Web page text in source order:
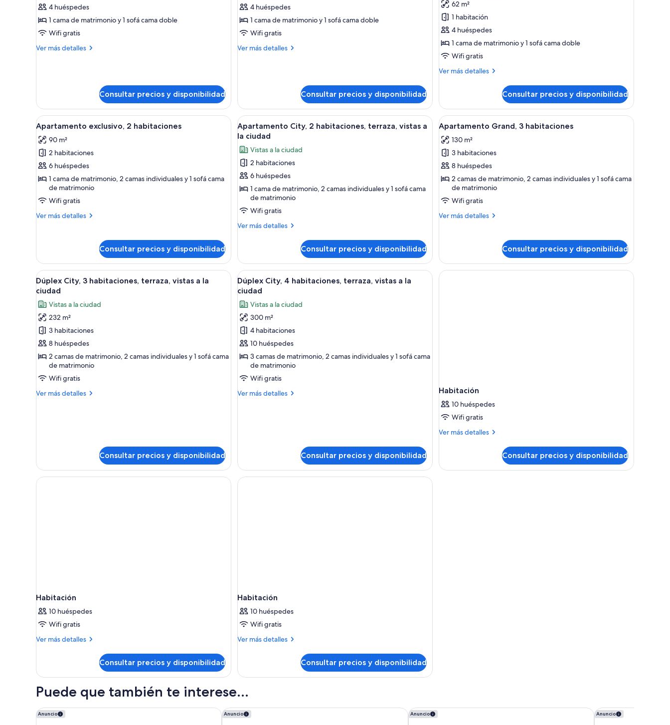
de
Apartamento
ejecutivo,
habitación
4 huéspedes
1 cama de matrimonio y 1 sofá cama doble
Wifi gratis
Ver más detalles
Más
habitación
Consultar precios y disponibilidad
de
Apartamento
Confort,
habitación
4 huéspedes
1 cama de matrimonio y 1 sofá cama doble
Wifi gratis
Ver más detalles
Más
habitación
Consultar precios y disponibilidad
de
Apartamento
City,
1
habitación,
vistas
ciudad
62 m²
1 habitación
4 huéspedes
1 cama de matrimonio y 1 sofá cama doble
Wifi gratis
Ver más detalles
Más
City,
habitación,
terraza,
vistas
la
ciudad
Consultar precios y disponibilidad
Abrir
todas
las
fotos
de
Apartamento
exclusivo,
2
habitaciones
Una habitación de hotel moderna con una cama grande, un cabecero decorativo, vistas de la ciudad a través de un ventanal y un balcón con una silla.
21
Apartamento exclusivo, 2 habitaciones
90 m²
2 habitaciones
6 huéspedes
1 cama de matrimonio, 2 camas individuales y 1 sofá cama
de matrimonio
Wifi gratis
Ver más detalles
Más
2
habitaciones
Consultar precios y disponibilidad
Abrir
todas
las
fotos
de
Apartamento
City,
habitaciones,
terraza,
la
ciudad
Habitación de hotel con una cama grande, un balcón con una silla y vistas a la ciudad.
9
Apartamento City, 2 habitaciones, terraza, vistas a
la ciudad
Vistas a la ciudad
2 habitaciones
6 huéspedes
1 cama de matrimonio, 2 camas individuales y 1 sofá cama
de matrimonio
Wifi gratis
Ver más detalles
Más
City,
habitaciones,
terraza,
a
la
ciudad
Consultar precios y disponibilidad
Abrir
todas
las
fotos
de
Apartamento
Grand,
3
habitaciones
Una sala de estar moderna con un sofá, un
19
Apartamento Grand, 3 habitaciones
130 m²
3 habitaciones
8 huéspedes
2 camas de matrimonio, 2 camas individuales y 1 sofá cama
de matrimonio
Wifi gratis
Ver más detalles
Más
3
habitaciones
Consultar precios y disponibilidad
Abrir
todas
las
fotos
de
Dúplex
City,
3
habitaciones,
terraza,
vistas
Un dormitorio moderno con una cama grande, una mesita de noche y vistas a la ciudad desde un balcón.
12
Dúplex City, 3 habitaciones, terraza, vistas a la
ciudad
Vistas a la ciudad
232 m²
3 habitaciones
8 huéspedes
2 camas de matrimonio, 2 camas individuales y 1 sofá cama
de matrimonio
Wifi gratis
Ver más detalles
Más
vistas
la
Consultar precios y disponibilidad
Abrir
todas
las
fotos
de
Dúplex
City,
4
habitaciones,
terraza,
vistas
Una terraza en la azotea con mobiliario exterior blanco, un comedor y vistas panorámicas de la ciudad.
15
Dúplex City, 4 habitaciones, terraza, vistas a la
ciudad
Vistas a la ciudad
300 m²
4 habitaciones
10 huéspedes
3 camas de matrimonio, 2 camas individuales y 1 sofá cama
de matrimonio
Wifi gratis
Ver más detalles
Más
vistas
la
Consultar precios y disponibilidad
Habitación
10 huéspedes
Wifi gratis
Ver más detalles
Más
Consultar precios y disponibilidad
Habitación
10 huéspedes
Wifi gratis
Ver más detalles
Más
Consultar precios y disponibilidad
Habitación
10 huéspedes
Wifi gratis
Ver más detalles
Más
Consultar precios y disponibilidad
Puede que también te interese...
Anuncio
1881 Madrid Ventas Hotel Anuncio
Madrid Marriott Hotel Princesa Plaza Anuncio
Hotel Vincci SoMa Anuncio
Casa Almagro by